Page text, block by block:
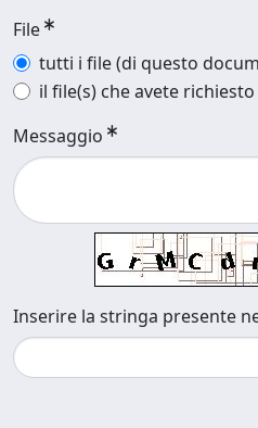
File
tutti i file (di questo
il file(s) che avete richiesto
Messaggio
Inserire la stringa presente